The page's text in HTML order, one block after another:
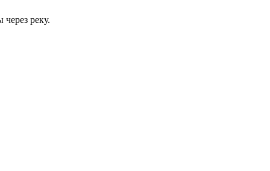
через реку.